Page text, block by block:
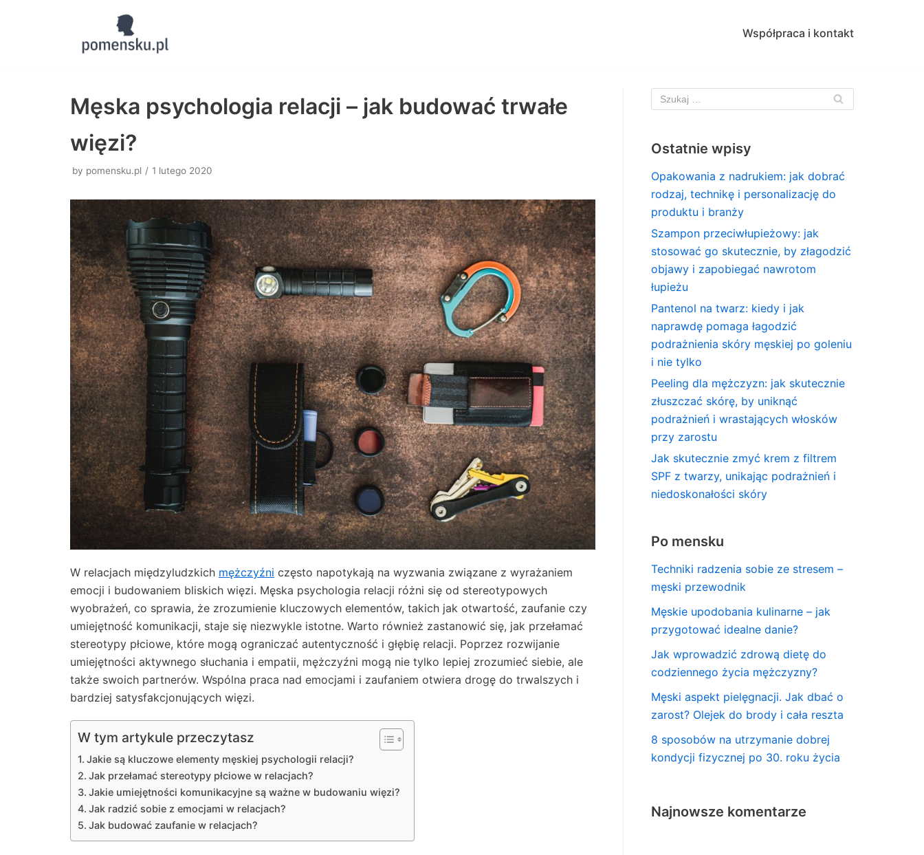
Współpraca i kontakt
Męska psychologia relacji – jak budować trwałe
więzi?
by pomensku.pl 1 lutego 2020
W relacjach międzyludzkich mężczyźni często napotykają na wyzwania związane z wyrażaniem
emocji i budowaniem bliskich więzi. Męska psychologia relacji różni się od stereotypowych
wyobrażeń, co sprawia, że zrozumienie kluczowych elementów, takich jak otwartość, zaufanie czy
umiejętność komunikacji, staje się niezwykle istotne. Warto również zastanowić się, jak przełamać
stereotypy płciowe, które mogą ograniczać autentyczność i głębię relacji. Poprzez rozwijanie
umiejętności aktywnego słuchania i empatii, mężczyźni mogą nie tylko lepiej zrozumieć siebie, ale
także swoich partnerów. Wspólna praca nad emocjami i zaufaniem otwiera drogę do trwalszych i
bardziej satysfakcjonujących więzi.
W tym artykule przeczytasz
Jakie są kluczowe elementy męskiej psychologii relacji?
Jak przełamać stereotypy płciowe w relacjach?
Jakie umiejętności komunikacyjne są ważne w budowaniu więzi?
Jak radzić sobie z emocjami w relacjach?
Jak budować zaufanie w relacjach?
Ostatnie wpisy
Opakowania z nadrukiem: jak dobrać
rodzaj, technikę i personalizację do
produktu i branży
Szampon przeciwłupieżowy: jak
stosować go skutecznie, by złagodzić
objawy i zapobiegać nawrotom
łupieżu
Pantenol na twarz: kiedy i jak
naprawdę pomaga łagodzić
podrażnienia skóry męskiej po goleniu
i nie tylko
Peeling dla mężczyzn: jak skutecznie
złuszczać skórę, by uniknąć
podrażnień i wrastających włosków
przy zarostu
Jak skutecznie zmyć krem z filtrem
SPF z twarzy, unikając podrażnień i
niedoskonałości skóry
Po mensku
Techniki radzenia sobie ze stresem –
męski przewodnik
Męskie upodobania kulinarne – jak
przygotować idealne danie?
Jak wprowadzić zdrową dietę do
codziennego życia mężczyzny?
Męski aspekt pielęgnacji. Jak dbać o
zarost? Olejek do brody i cała reszta
8 sposobów na utrzymanie dobrej
kondycji fizycznej po 30. roku życia
Najnowsze komentarze